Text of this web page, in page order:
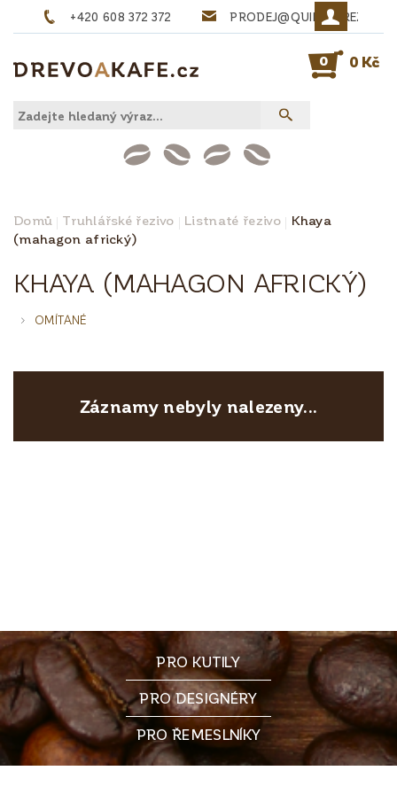
+420 608 372 372 PRODEJ@QUINTA-
0 0 Kč
Domů Truhlářské řezivo Listnaté řezivo
Khaya
(mahagon africký)
KHAYA (MAHAGON AFRICKÝ)
OMÍTANÉ
Záznamy nebyly nalezeny...
PRO KUTILY
PRO DESIGNÉRY
PRO ŘEMESLNÍKY